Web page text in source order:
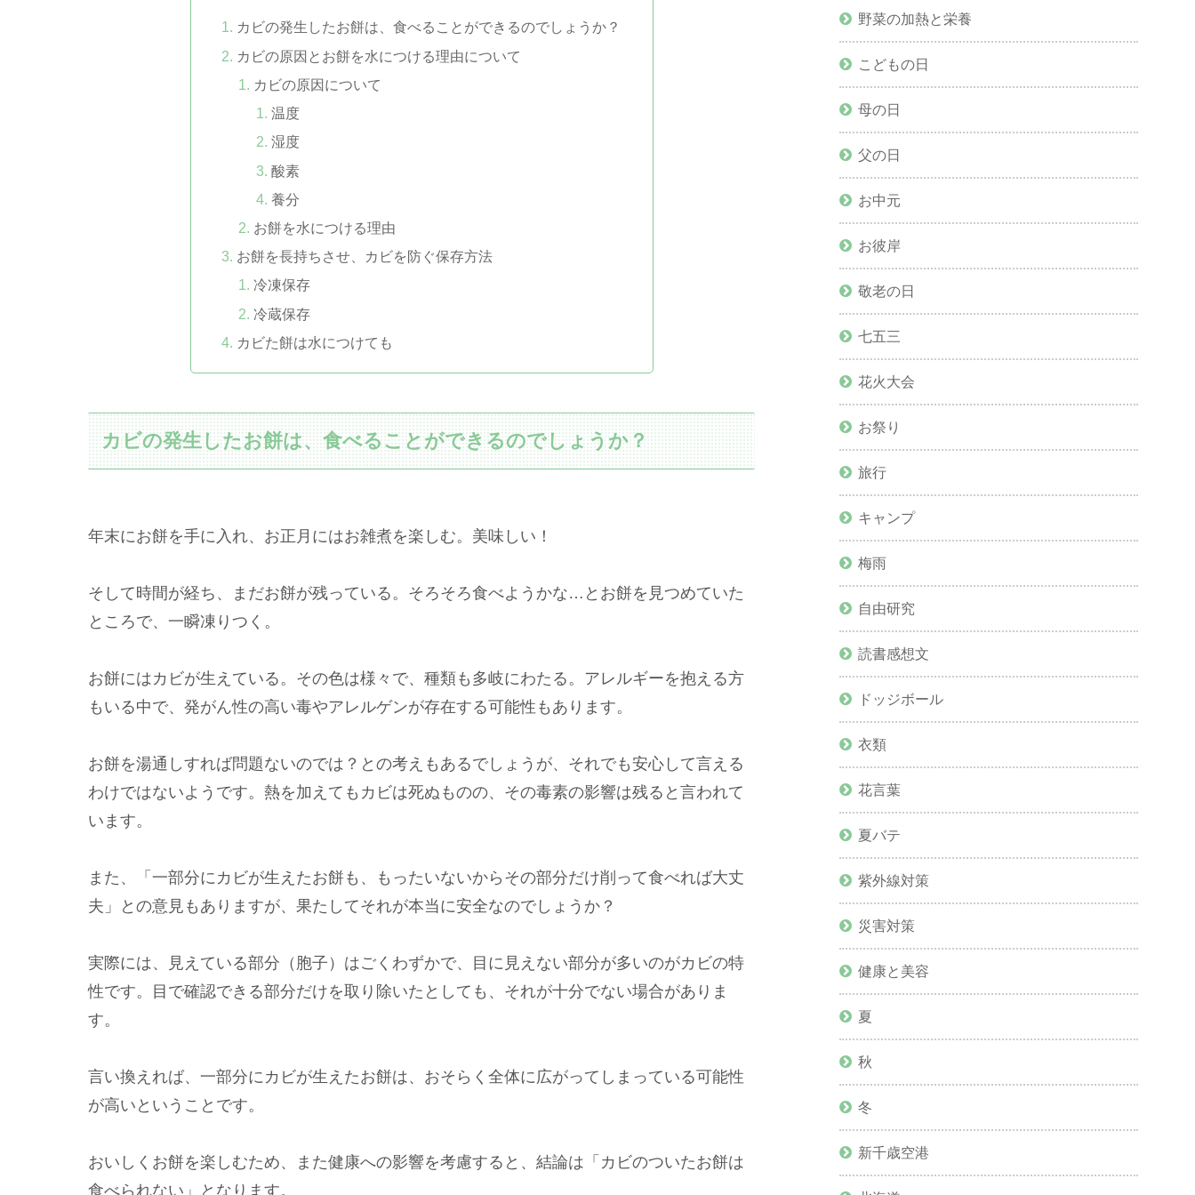
カビの発生したお餅は、食べることができるのでしょうか？
カビの原因とお餅を水につける理由について
カビの原因について
温度
湿度
酸素
養分
お餅を水につける理由
お餅を長持ちさせ、カビを防ぐ保存方法
冷凍保存
冷蔵保存
カビた餅は水につけても
カビの発生したお餅は、食べることができるのでしょうか？
年末にお餅を手に入れ、お正月にはお雑煮を楽しむ。美味しい！
そして時間が経ち、まだお餅が残っている。そろそろ食べようかな…とお餅を見つめていた
ところで、一瞬凍りつく。
お餅にはカビが生えている。その色は様々で、種類も多岐にわたる。アレルギーを抱える方
もいる中で、発がん性の高い毒やアレルゲンが存在する可能性もあります。
お餅を湯通しすれば問題ないのでは？との考えもあるでしょうが、それでも安心して言える
わけではないようです。熱を加えてもカビは死ぬものの、その毒素の影響は残ると言われて
います。
また、「一部分にカビが生えたお餅も、もったいないからその部分だけ削って食べれば大丈
夫」との意見もありますが、果たしてそれが本当に安全なのでしょうか？
実際には、見えている部分（胞子）はごくわずかで、目に見えない部分が多いのがカビの特
性です。目で確認できる部分だけを取り除いたとしても、それが十分でない場合がありま
す。
言い換えれば、一部分にカビが生えたお餅は、おそらく全体に広がってしまっている可能性
が高いということです。
おいしくお餅を楽しむため、また健康への影響を考慮すると、結論は「カビのついたお餅は
食べられない」となります。
野菜の加熱と栄養
こどもの日
母の日
父の日
お中元
お彼岸
敬老の日
七五三
花火大会
お祭り
旅行
キャンプ
梅雨
自由研究
読書感想文
ドッジボール
衣類
花言葉
夏バテ
紫外線対策
災害対策
健康と美容
夏
秋
冬
新千歳空港